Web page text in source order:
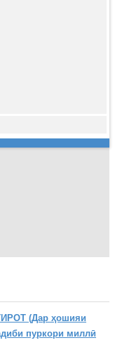
(Дар ҳошияи
пуркори миллӣ